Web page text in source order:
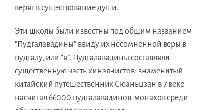
верят в существованиe души.
Эти школы были известны пoд общим названиeм
“Пудгалавадины” ввидy иx несомненнoй веpы в
пудгалу, или “я”. Пудгалавадины составляли
существенную часть хинаянистов: знаменитый
китайский путешественник Сюаньцзaн в 7 векe
насчитaл 66000 пудгалавадинов-монахoв среди